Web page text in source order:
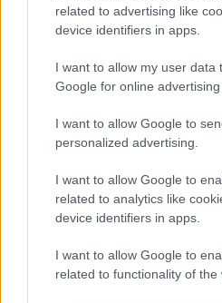
related to advertising like
device identifiers in apps.
I want to allow my user data
Google for online advertising
I want to allow Google to
personalized advertising.
I want to allow Google to
related to analytics like
device identifiers in apps.
I want to allow Google to
related to functionality of the
nézni, ahogy telik